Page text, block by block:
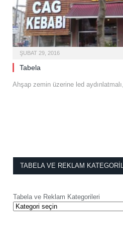
ŞUBAT 29, 2016
Tabela
Ahşap zemin üzerine led
TABELA VE REKLAM
Tabela ve Reklam Kategorileri